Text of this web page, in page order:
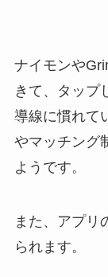
ナイモンや
きて、タップ
導線に慣れて
やマッチング
ようです。
また、アプリ
られます。